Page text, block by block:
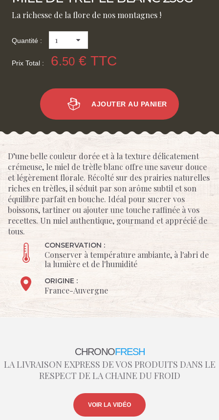
La richesse de la flore de nos montagnes !
Quantité :
Prix Total : 6.50€ TTC
AJOUTER AU PANIER
D’une belle couleur dorée et à la texture délicatement
crémeuse, le miel de trèfle blanc offre une saveur douce
et légèrement florale. Récolté sur des prairies naturelles
riches en trèfles, il séduit par son arôme subtil et son
équilibre parfait en bouche. Idéal pour sucrer vos
boissons, tartiner ou ajouter une touche raffinée à vos
recettes. Un miel authentique, gourmand et apprécié de
tous.
CONSERVATION :
Conserver à température ambiante, à l'abri de
la lumière et de l'humidité
ORIGINE :
France-Auvergne
CHRONOFRESH
LA LIVRAISON EXPRESS DE VOS PRODUITS DANS LE
RESPECT DE LA CHAINE DU FROID
VOIR LA VIDÉO